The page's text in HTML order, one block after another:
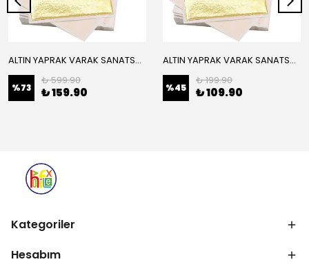
ALTIN YAPRAK VARAK SANATSAL BÜYÜK BOY FOLYO EPOKSİ REÇİNE NAİL ART 16 ADET 14X14 CM ALTIN RENK
%73
₺ 599.90
₺ 159.90
ALTIN YAPRAK VARAK SANATSAL BÜYÜK BOY FOLYO EPOKSİ REÇİNE NAİL ART 8 ADET ALTIN RENK 14X14 CM
%45
₺ 199.90
₺ 109.90
Kategoriler
Hesabım